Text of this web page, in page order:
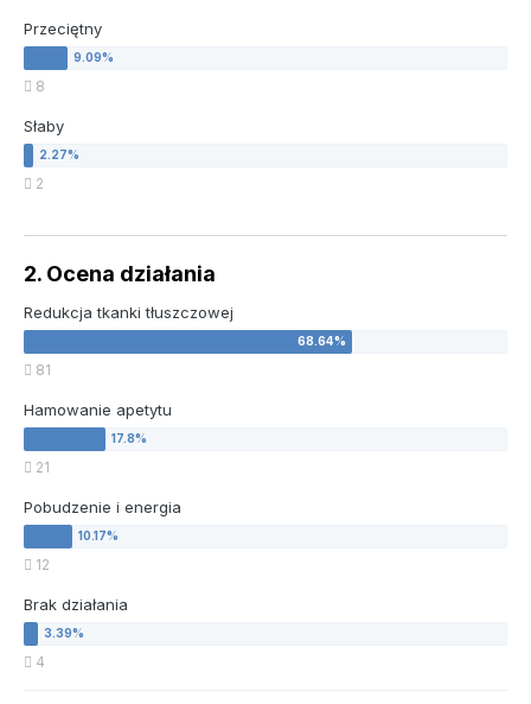
Przeciętny
8
Słaby
2
2. Ocena działania
Redukcja tkanki tłuszczowej
81
Hamowanie apetytu
21
Pobudzenie i energia
12
Brak działania
4